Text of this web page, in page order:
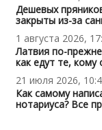
Дешевых
закрыты из-за
1 августа 2026,
Латвия по-
как едут те, кому
21 июля 2026,
Как самому
нотариуса? Все